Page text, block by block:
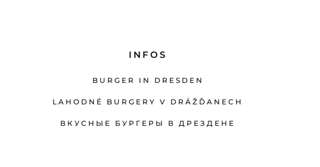
INFOS
BURGER IN DRESDEN
LAHODNÉ BURGERY V DRÁŽĎANECH
ВКУСНЫЕ БУРГЕРЫ В ДРЕЗДЕНЕ